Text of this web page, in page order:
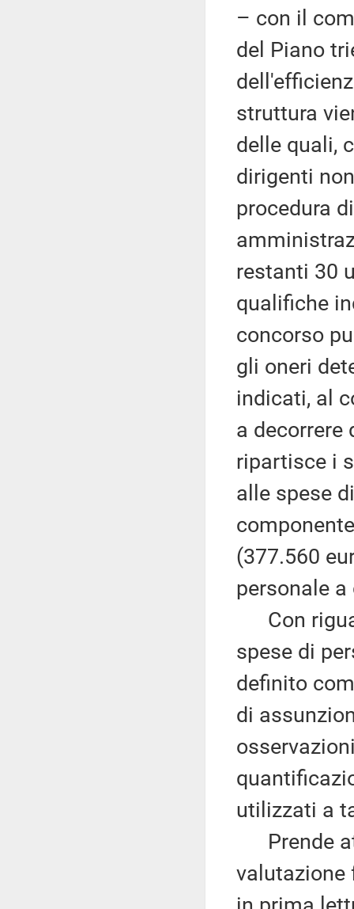
– con il
del Piano
struttura
delle quali,
dirigenti
procedura
restanti 30
qualifiche
concorso
gli oneri
indicati, al
a decorrere
ripartisce i
alle spese
(377.560
personale
Con
spese di
definito
di
utilizzati a
Prende
valutazione